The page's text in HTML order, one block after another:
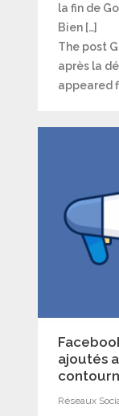
la fin de
Bien […]
The post
après la
appeared
ajoutés
Réseaux